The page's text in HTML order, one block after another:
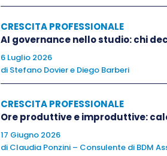
Un ulteriore strumento utile ad
impegni a cui si stanno dedicando
classificare le attività in quattro
CRESCITA PROFESSIONALE
AI governance nello studio: chi
6 Luglio 2026
di Stefano Doviere Diego Barberi
CRESCITA PROFESSIONALE
Ore produttive e improduttive:
17 Giugno 2026
di Claudia Ponzini – Consulente di BDM